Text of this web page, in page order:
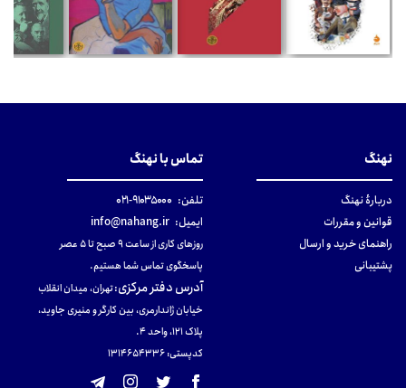
نهنگ
دربارهٔ نهنگ
قوانین و مقررات
راهنمای خرید و ارسال
پشتیبانی
تماس با نهنگ
تلفن: ۹۱۰۳۵۰۰۰-۰۲۱
ایمیل: info@nahang.ir
روزهای کاری از ساعت ۹ صبح تا ۵ عصر
پاسخگوی تماس شما هستیم.
آدرس دفتر مرکزی:تهران، میدان انقلاب
خیابان ژاندارمری، بین کارگر و منیری جاوید،
پلاک 121، واحد ۴.
کدپستی: 131465433۶